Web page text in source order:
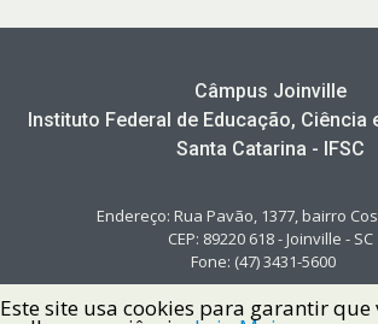
Câmpus Joinville
Instituto Federal de Educação, Ciência
Santa Catarina - IFSC
Endereço: Rua Pavão, 1377, bairro
CEP: 89220 618 - Joinville - SC
Fone: (47) 3431-5600
Este site usa cookies para garantir que